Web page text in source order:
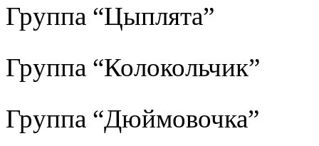
Группа “Цыплята”
Группа “Колокольчик”
Группа “Дюймовочка”